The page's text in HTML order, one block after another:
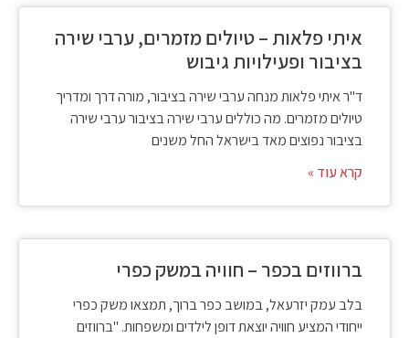
איתי פלאות – טיולים מזמרים, ערבי שירה
בציבור ופעילויות גיבוש
ד"ר איתי פלאות מנחה ערבי שירה בציבור, מורה דרך ומדריך
טיולים מזמרים. מה כוללים ערבי שירה בציבור ערבי שירה
בציבור נפוצים מאד בישראל החל משנים
קרא עוד »
ברווזים בכפר – חוויה במשק כפרי
בלב עמק יזרעאל, במושב כפר ברוך, תמצאו משק כפרי
ייחודי המציע חוויה יוצאת דופן לילדים ומשפחות. "ברווזים